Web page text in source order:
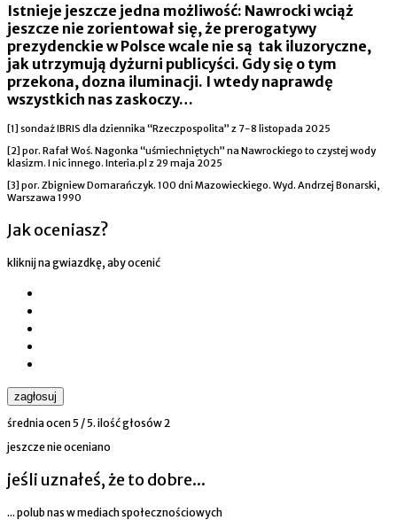
Istnieje jeszcze jedna możliwość: Nawrocki wciąż
jeszcze nie zorientował się, że prerogatywy
prezydenckie w Polsce wcale nie są tak iluzoryczne,
jak utrzymują dyżurni publicyści. Gdy się o tym
przekona, dozna iluminacji. I wtedy naprawdę
wszystkich nas zaskoczy…
[1] sondaż IBRIS dla dziennika “Rzeczpospolita” z 7-8 listopada 2025
[2] por. Rafał Woś. Nagonka “uśmiechniętych” na Nawrockiego to czystej wody
klasizm. I nic innego. Interia.pl z 29 maja 2025
[3] por. Zbigniew Domarańczyk. 100 dni Mazowieckiego. Wyd. Andrzej Bonarski,
Warszawa 1990
Jak oceniasz?
kliknij na gwiazdkę, aby ocenić
zagłosuj
średnia ocen 5 / 5. ilość głosów2
jeszcze nie oceniano
jeśli uznałeś, że to dobre...
... polub nas w mediach społecznościowych